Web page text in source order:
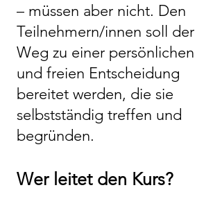
– müssen aber nicht. Den
Teilnehmern/innen soll der
Weg zu einer persönlichen
und freien Entscheidung
bereitet werden, die sie
selbstständig treffen und
begründen.
Wer leitet den Kurs?